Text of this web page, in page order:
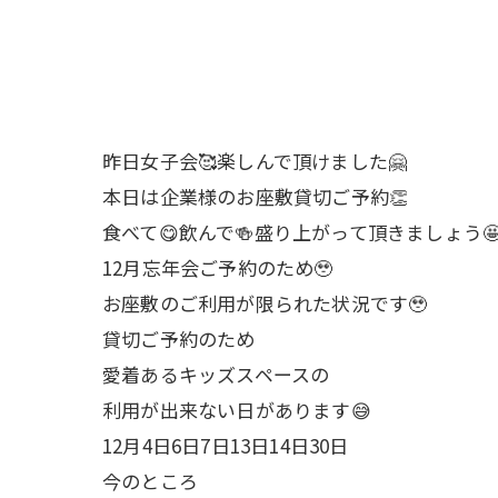
昨日女子会🥰楽しんで頂けました🤗
本日は企業様のお座敷貸切ご予約👏
食べて😋飲んで🍻盛り上がって頂きましょう
12月忘年会ご予約のため🥹
お座敷のご利用が限られた状況です🥹
貸切ご予約のため
愛着あるキッズスペースの
利用が出来ない日があります😅
12月4日6日7日13日14日30日
今のところ